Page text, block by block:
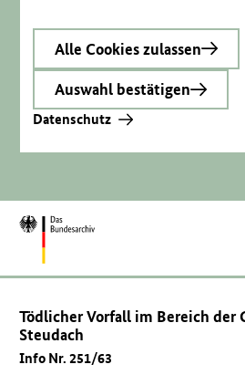
Alle Cookies zulassen
Auswahl bestätigen
Datenschutz
Zur
Tödlicher Vorfall im Bereich der
Steudach
Info Nr. 251/63